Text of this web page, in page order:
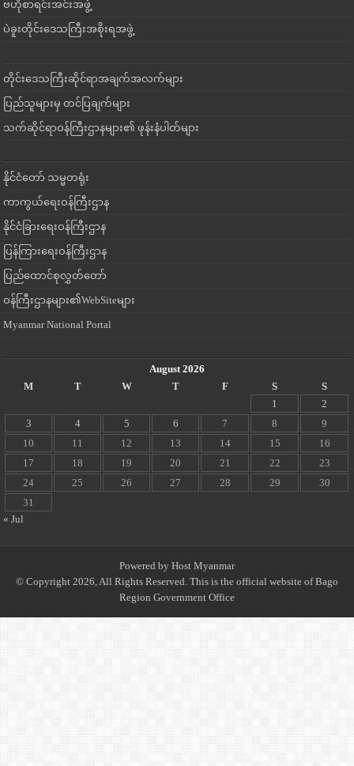
ဗဟိုစာရင်းအင်းအဖွဲ့
ပဲခူးတိုင်းဒေသကြီးအစိုးရအဖွဲ့
တိုင်းဒေသကြီးဆိုင်ရာအချက်အလက်များ
ပြည်သူများမှ တင်ပြချက်များ
သက်ဆိုင်ရာဝန်ကြီးဌာနများ၏ ဖုန်းနံပါတ်များ
နိုင်ငံတော် သမ္မတရုံး
ကာကွယ်ရေးဝန်ကြီးဌာန
နိုင်ငံခြားရေးဝန်ကြီးဌာန
ပြန်ကြားရေးဝန်ကြီးဌာန
ပြည်ထောင်စုလွှတ်တော်
ဝန်ကြီးဌာနများ၏WebSiteများ
Myanmar National Portal
August 2026
M
T W T F S
S
1
2
3
4 5 6 7 8
9
10
11 12 13 14 15
16
17
18 19 20 21 22
23
24
25 26 27 28 29
30
31
« Jul
Powered by Host Myanmar
© Copyright 2026, All Rights Reserved. This is the official website of Bago
Region Government Office